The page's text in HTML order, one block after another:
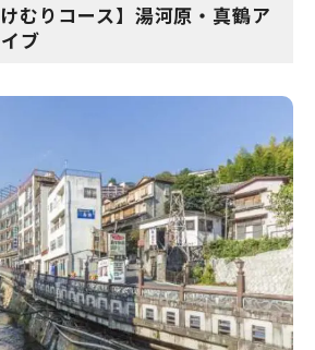
むりコース】湯河原・真鶴ア
ブ